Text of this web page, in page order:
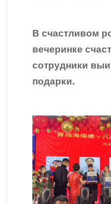
В счастливом
вечеринке
сотрудники
подарки.